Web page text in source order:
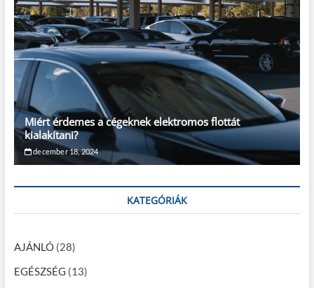
Miért érdemes a cégeknek elektromos flottát
kialakítani?
december 18, 2024
KATEGÓRIÁK
AJÁNLÓ(28)
EGÉSZSÉG (13)